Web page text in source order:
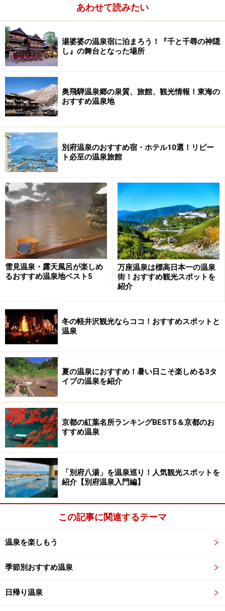
不老泉を、私は心底気に入ってしまいました。
温泉が気に入った時、もう帰りたく無いと思うことがあ
ります。それは「自宅」に帰りたくないという意味で
す。しかし、ここでは「部屋」にも帰りたく無くなって
しまいました。この浴室から出たく無くなったのです。
さらに驚いたことに、その時一緒に浸かっていた知らな
す、その方も私と同様に「部屋」に帰らないで、不老泉
に浸かったまま、眠りたいと思っていたのです！
長いこと温泉巡りをしているガイドですが、こんなこと
は最初で最後でした。見ず知らずの二人に、同時に同じ
感想を抱かせた不老泉。当時の私は不老泉こそ、中房温
泉で最高の浴場であると確信しました。
夕暮れ時の不老泉は一層雰囲気を増す。比較的穴場にな
ったのも良い。
前回の経験から最高の浴場と思っていた不老泉に、今回
真っ先に浸かりました。前回以降、多数の浴場がリニュ
ーアルし、最新の浴場ではなくなった為か、昔と違って
一番人気ではなくなり、比較的穴場という雰囲気でし
た。これは、温泉に静かに浸かりたい人にとっては嬉し
いことです。風情も昔のままの素晴らしさで安心しまし
た。
過去五年程の間に、加水を止めて、水冷や空冷によって
温度調節をするようになったとのことで、猛烈にすべす
べする湯になっており、浸かってみて驚きました。泉質
は単純硫黄泉ですが、強アルカリの重曹泉ではないかと
思う程の感触に驚愕！非加水になったので、多少湯が良
くなっているとは期待していましたが、これ程までに泉
質が向上しているとは、全くの想定外でした。
→次ページでは、御座の湯と岩風呂、大浴場を紹介しま
※記事内容は執筆時点のものです。最新の内容をご確認くださ
い。
あわせて読みたい
湯婆婆の温泉宿に泊まろう！『千と千尋の神隠
し』の舞台となった場所
奥飛騨温泉郷の泉質、旅館、観光情報！東海の
おすすめ温泉地
別府温泉のおすすめ宿・ホテル10選！リピー
ト必至の温泉旅館
雪見温泉・露天風呂が楽しめ
るおすすめ温泉地ベスト5
万座温泉は標高日本一の温泉
街！おすすめ観光スポットを
紹介
冬の軽井沢観光ならココ！おすすめスポットと
温泉
夏の温泉におすすめ！暑い日こそ楽しめる3タ
イプの温泉を紹介
京都の紅葉名所ランキングBEST5＆京都のお
すすめ温泉
「別府八湯」を温泉巡り！人気観光スポットを
紹介【別府温泉入門編】
この記事に関連するテーマ
温泉を楽しもう
季節別おすすめ温泉
日帰り温泉